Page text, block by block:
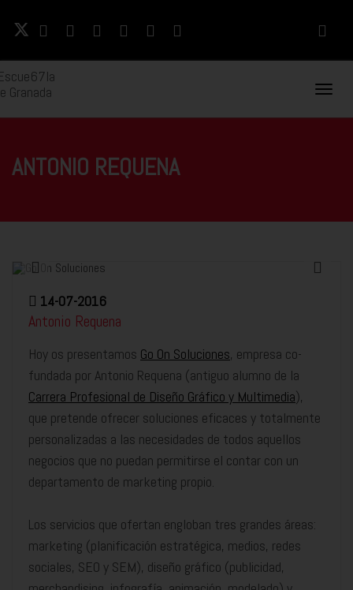
Movil
ANTONIO REQUENA
14-07-2016
Antonio Requena
Hoy os presentamos Go On Soluciones, empresa co-
fundada por Antonio Requena (antiguo alumno de la
Carrera Profesional de Diseño Gráfico y Multimedia),
que pretende ofrecer soluciones eficaces y totalmente
personalizadas a las necesidades de todos aquellos
negocios que no puedan permitirse el contar con un
departamento de marketing propio.
Los servicios que ofertan engloban tres grandes áreas:
marketing (planificación estratégica, medios, redes
sociales, SEO y SEM), diseño gráfico (publicidad,